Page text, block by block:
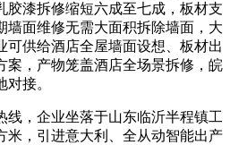
胶漆拆修缩短六成至七成，板材支
墙面维修无需大面积拆除墙面，大
可供给酒店全屋墙面设想、板材出
案，产物笼盖酒店全场景拆修，皖
接。
，企业坐落于山东临沂半程镇工
米，引进意大利、全从动智能出产